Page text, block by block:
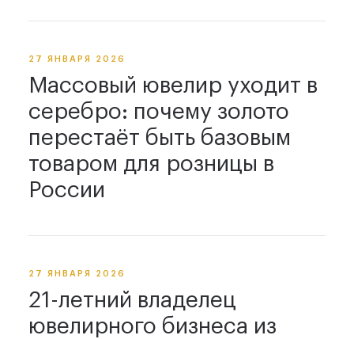
27 ЯНВАРЯ 2026
Массовый ювелир уходит в
серебро: почему золото
перестаёт быть базовым
товаром для розницы в
России
27 ЯНВАРЯ 2026
21-летний владелец
ювелирного бизнеса из